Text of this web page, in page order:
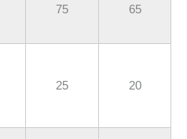
75 65
25 20